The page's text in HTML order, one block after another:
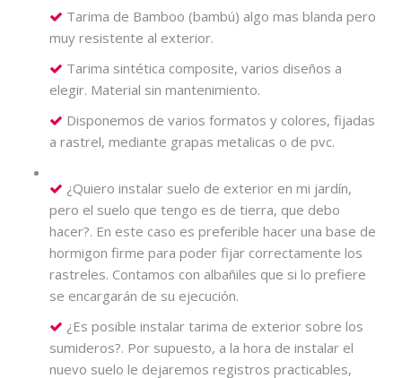
Tarima de Bamboo (bambú) algo mas blanda pero
muy resistente al exterior.
Tarima sintética composite, varios diseños a
elegir. Material sin mantenimiento.
Disponemos de varios formatos y colores, fijadas
a rastrel, mediante grapas metalicas o de pvc.
¿Quiero instalar suelo de exterior en mi jardín,
pero el suelo que tengo es de tierra, que debo
hacer?. En este caso es preferible hacer una base de
hormigon firme para poder fijar correctamente los
rastreles. Contamos con albañiles que si lo prefiere
se encargarán de su ejecución.
¿Es posible instalar tarima de exterior sobre los
sumideros?. Por supuesto, a la hora de instalar el
nuevo suelo le dejaremos registros practicables,